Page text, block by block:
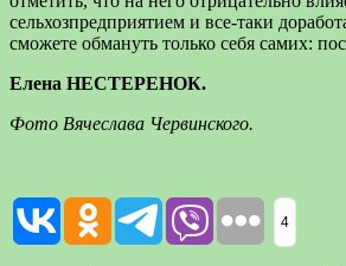
сельхозпредприятием и все-таки
сможете обмануть только себя самих:
Елена НЕСТЕРЕНОК.
Фото Вячеслава Червинского.
4